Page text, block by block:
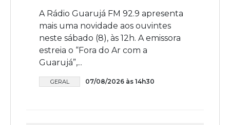
A Rádio Guarujá FM 92.9 apresenta
mais uma novidade aos ouvintes
neste sábado (8), às 12h. A emissora
estreia o “Fora do Ar com a
Guarujá”,...
GERAL 07/08/2026 às 14h30